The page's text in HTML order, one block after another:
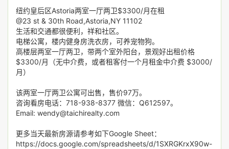
纽约皇后区Astoria两室一厅两卫$3300/月在租
@23 st & 30th Road,Astoria,NY 11102
生活和交通都很便利，祥和社区。
电梯公寓，楼内健身房洗衣房，可养宠物狗。
高楼层两室一厅两卫，带两个室外阳台，景观好出租价格
$3300/月（无中介费，或者租客付一个月租金中介费 $3000/
月）
该两室一厅两卫公寓可出售，售价97万。
咨询看房电话：718-938-8377 微信：Q612597。
Email: wendy@taichirealty.com
更多当天最新房源请参考如下Google Sheet：
https://docs.google.com/spreadsheets/d/1SXRGKrxX90w-